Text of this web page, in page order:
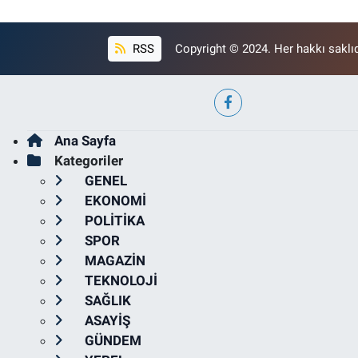
RSS Copyright © 2024. Her hakkı
Ana Sayfa
Kategoriler
GENEL
EKONOMİ
POLİTİKA
SPOR
MAGAZİN
TEKNOLOJİ
SAĞLIK
ASAYİŞ
GÜNDEM